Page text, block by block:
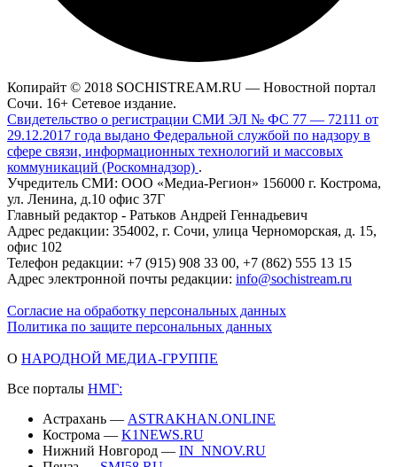
Копирайт © 2018 SOCHISTREAM.RU — Новостной портал
Сочи. 16+ Сетевое издание.
Свидетельство о регистрации СМИ ЭЛ № ФС 77 — 72111 от
29.12.2017 года выдано Федеральной службой по надзору в
сфере связи, информационных технологий и массовых
коммуникаций (Роскомнадзор) .
Учредитель СМИ: ООО «Медиа-Регион» 156000 г. Кострома,
ул. Ленина, д.10 офис 37Г
Главный редактор - Ратьков Андрей Геннадьевич
Адрес редакции: 354002, г. Сочи, улица Черноморская, д. 15,
офис 102
Телефон редакции: +7 (915) 908 33 00, +7 (862) 555 13 15
Адрес электронной почты редакции: info@sochistream.ru
Согласие на обработку персональных данных
Политика по защите персональных данных
О НАРОДНОЙ МЕДИА-ГРУППЕ
Все порталы НМГ:
Астрахань — ASTRAKHAN.ONLINE
Кострома — K1NEWS.RU
Нижний Новгород — IN_NNOV.RU